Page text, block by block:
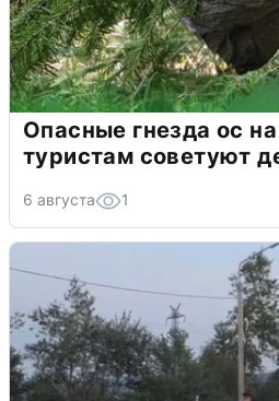
Опасные гнезда ос
туристам советуют
6 августа 1